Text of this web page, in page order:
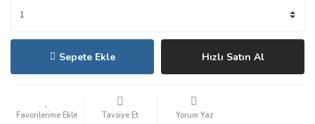
Sepete Ekle Hızlı Satın Al
Tavsiye Et Yorum Yaz